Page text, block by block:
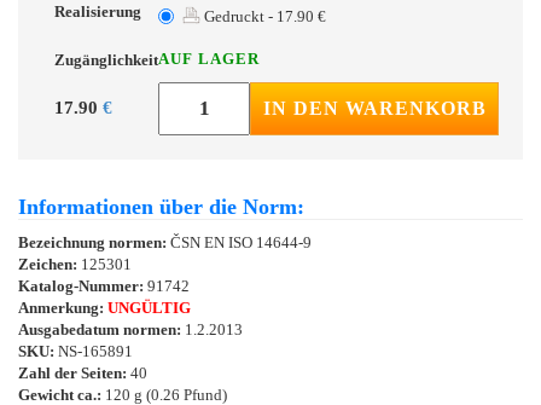
Realisierung Gedruckt - 17.90 €
ZugänglichkeitAUF LAGER
17.90 € IN DEN WARENKORB
Informationen über die Norm:
Bezeichnung normen: ČSN EN ISO 14644-9
Zeichen: 125301
Katalog-Nummer: 91742
Anmerkung: UNGÜLTIG
Ausgabedatum normen: 1.2.2013
SKU: NS-165891
Zahl der Seiten: 40
Gewicht ca.: 120 g (0.26 Pfund)